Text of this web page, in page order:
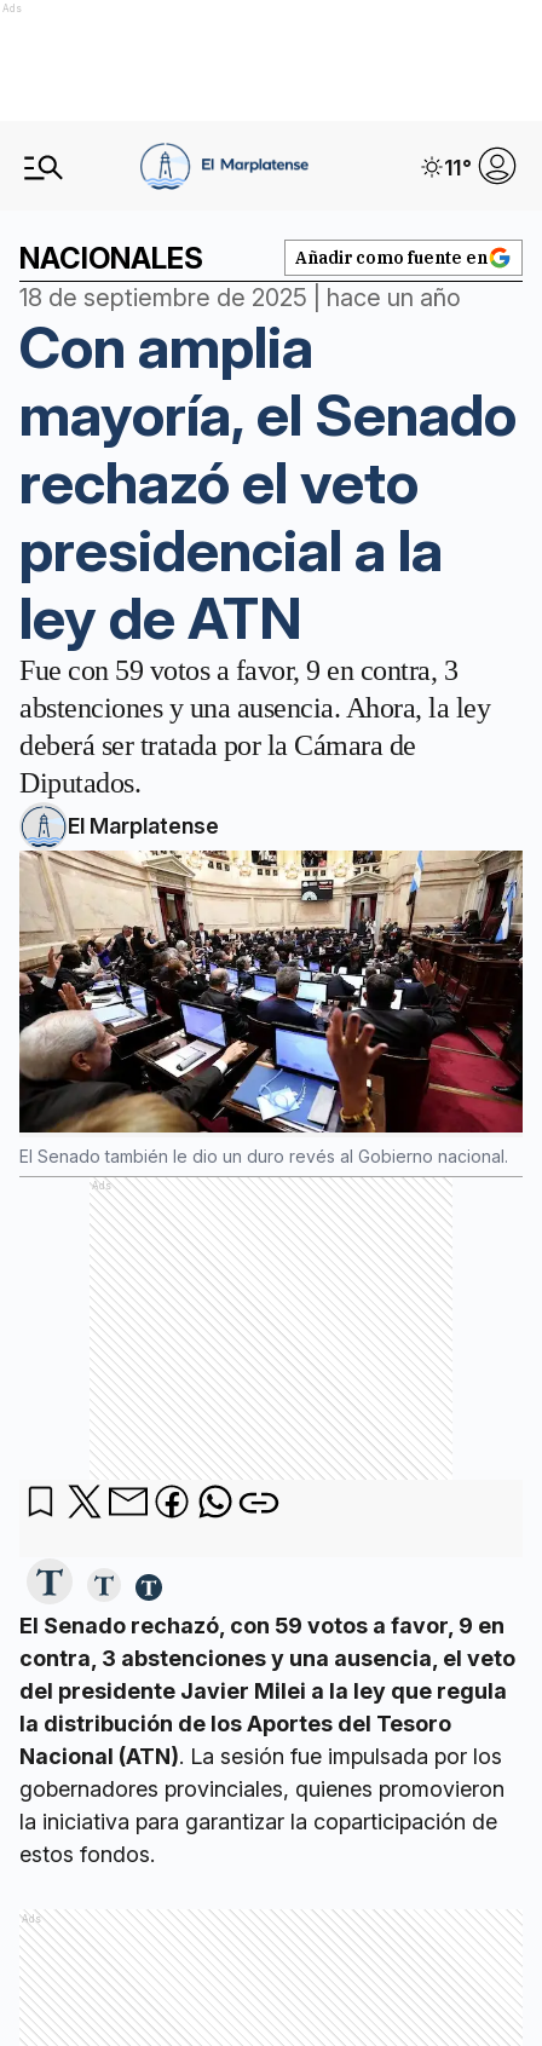
Ads
11°
NACIONALES Añadir como fuente en
18 de septiembre de 2025 | hace un año
Con amplia
mayoría, el Senado
rechazó el veto
presidencial a la
ley de ATN
Fue con 59 votos a favor, 9 en contra, 3
abstenciones y una ausencia. Ahora, la ley
deberá ser tratada por la Cámara de
Diputados.
El Marplatense
El Senado también le dio un duro revés al Gobierno nacional.
Ads
El Senado rechazó, con 59 votos a favor, 9 en
contra, 3 abstenciones y una ausencia, el veto
del presidente Javier Milei a la ley que regula
la distribución de los Aportes del Tesoro
Nacional (ATN). La sesión fue impulsada por los
gobernadores provinciales, quienes promovieron
la iniciativa para garantizar la coparticipación de
estos fondos.
Ads